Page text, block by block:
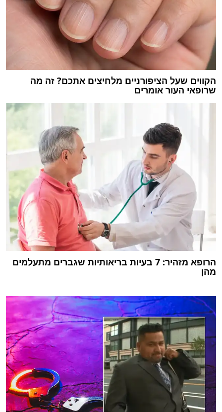
הקווים שעל הציפורניים מלחיצים אתכם? זה מה
שרופאי העור אומרים
הרופא מזהיר: 7 בעיות בריאותיות שגברים מתעלמים
מהן